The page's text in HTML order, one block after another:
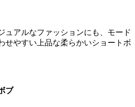
ュアルなファッションにも、モード
せやすい上品な柔らかいショートボ
ブ